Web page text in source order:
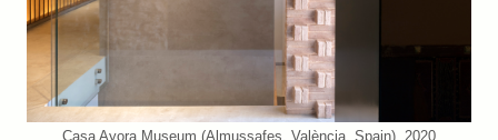
Casa Ayora Museum (Almussafes, València, Spain). 2020